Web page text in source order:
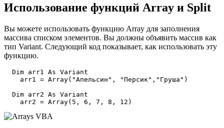
Использование функций Array и Split
Вы можете использовать функцию Array для заполнения
массива списком элементов. Вы должны объявить массив как
тип Variant. Следующий код показывает, как использовать эту
функцию.
  Dim arr1 As Variant
    arr1 = Array("Апельсин", "Персик","Груша")
  Dim arr2 As Variant